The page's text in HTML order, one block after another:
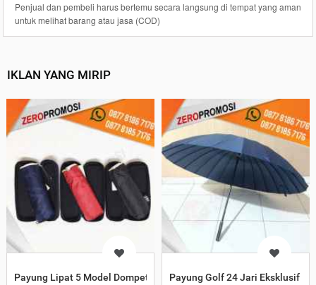
Penjual dan pembeli harus bertemu secara langsung di tempat yang aman
untuk melihat barang atau jasa (COD)
IKLAN YANG MIRIP
Payung Lipat 5 Model Dompet Kacamata CustomPayung Golf 24 Jari Eksklusif